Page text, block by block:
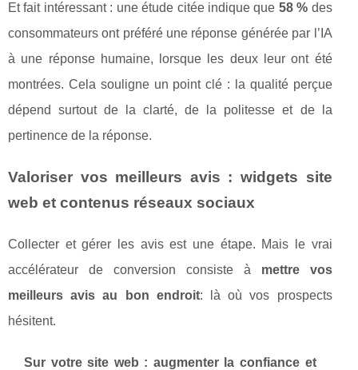
Et fait intéressant : une étude citée indique que 58 % des
consommateurs ont préféré une réponse générée par l’IA
à une réponse humaine, lorsque les deux leur ont été
montrées. Cela souligne un point clé : la qualité perçue
dépend surtout de la clarté, de la politesse et de la
pertinence de la réponse.
Valoriser vos meilleurs avis : widgets site
web et contenus réseaux sociaux
Collecter et gérer les avis est une étape. Mais le vrai
accélérateur de conversion consiste à mettre vos
meilleurs avis au bon endroit: là où vos prospects
hésitent.
Sur votre site web : augmenter la confiance et